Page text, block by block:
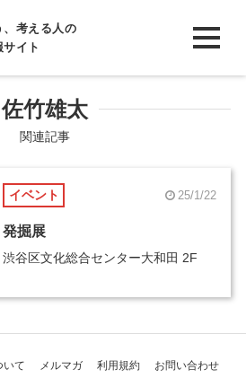
、考える人の
イト
佐竹雄太
関連記事
イベント 25/1/22
発掘展
渋谷区文化総合センター大和田 2F
いて メルマガ 利用規約 お問い合わせ